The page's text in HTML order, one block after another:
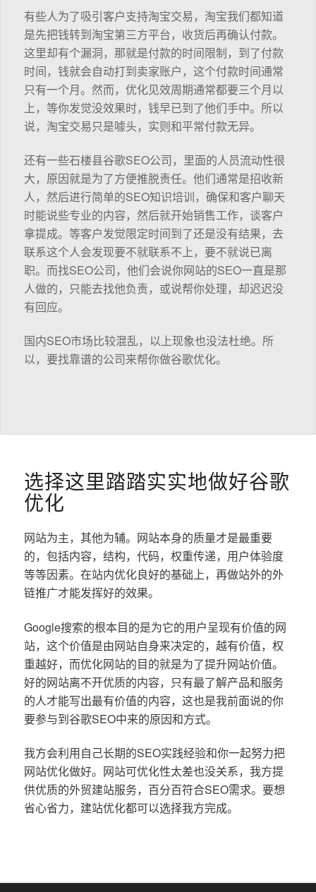
有些人为了吸引客户支持淘宝交易，淘宝我们都知道
是先把钱转到淘宝第三方平台，收货后再确认付款。
这里却有个漏洞，那就是付款的时间限制，到了付款
时间，钱就会自动打到卖家账户，这个付款时间通常
只有一个月。然而，优化见效周期通常都要三个月以
上，等你发觉没效果时，钱早已到了他们手中。所以
说，淘宝交易只是噱头，实则和平常付款无异。
还有一些石楼县谷歌SEO公司，里面的人员流动性很
大，原因就是为了方便推脱责任。他们通常是招收新
人，然后进行简单的SEO知识培训，确保和客户聊天
时能说些专业的内容，然后就开始销售工作，谈客户
拿提成。等客户发觉限定时间到了还是没有结果，去
联系这个人会发现要不就联系不上，要不就说已离
职。而找SEO公司，他们会说你网站的SEO一直是那
人做的，只能去找他负责，或说帮你处理，却迟迟没
有回应。
国内SEO市场比较混乱，以上现象也没法杜绝。所
以，要找靠谱的公司来帮你做谷歌优化。
选择这里踏踏实实地做好谷歌
优化
网站为主，其他为辅。网站本身的质量才是最重要
的，包括内容，结构，代码，权重传递，用户体验度
等等因素。在站内优化良好的基础上，再做站外的外
链推广才能发挥好的效果。
Google搜索的根本目的是为它的用户呈现有价值的网
站，这个价值是由网站自身来决定的，越有价值，权
重越好，而优化网站的目的就是为了提升网站价值。
好的网站离不开优质的内容，只有最了解产品和服务
的人才能写出最有价值的内容，这也是我前面说的你
要参与到谷歌SEO中来的原因和方式。
我方会利用自己长期的SEO实践经验和你一起努力把
网站优化做好。网站可优化性太差也没关系，我方提
供优质的外贸建站服务，百分百符合SEO需求。要想
省心省力，建站优化都可以选择我方完成。